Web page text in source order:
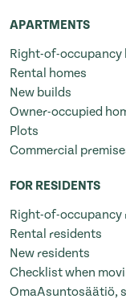
APARTMENTS
Right-of-occupancy
Rental homes
New builds
Owner-occupied
Plots
Commercial
FOR RESIDENTS
Right-of-occupancy
Rental residents
New residents
Checklist when
OmaAsuntosäätiö,